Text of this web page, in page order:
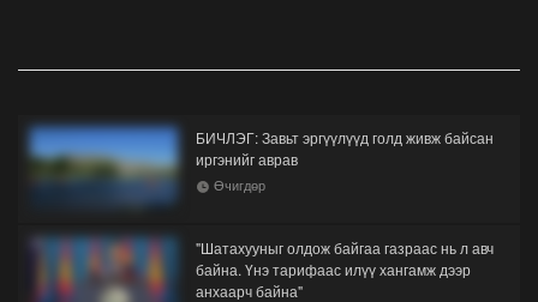
БИЧЛЭГ: Завьт эргүүлүүд голд живж байсан
иргэнийг аврав
Өчигдөр
"Шатахууныг олдож байгаа газраас нь л авч
байна. Үнэ тарифаас илүү хангамж дээр
анхаарч байна"